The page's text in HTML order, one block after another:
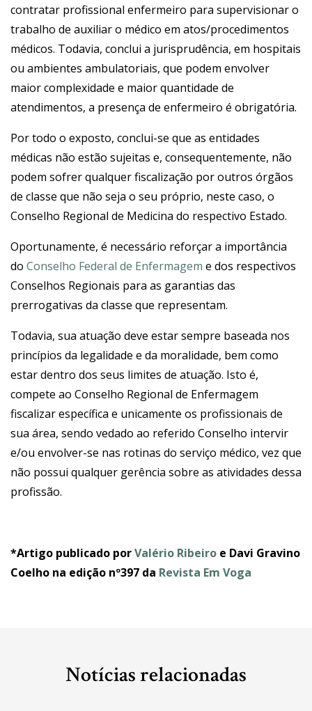
contratar profissional enfermeiro para supervisionar o
trabalho de auxiliar o médico em atos/procedimentos
médicos. Todavia, conclui a jurisprudência, em hospitais
ou ambientes ambulatoriais, que podem envolver
maior complexidade e maior quantidade de
atendimentos, a presença de enfermeiro é obrigatória.
Por todo o exposto, conclui-se que as entidades
médicas não estão sujeitas e, consequentemente, não
podem sofrer qualquer fiscalização por outros órgãos
de classe que não seja o seu próprio, neste caso, o
Conselho Regional de Medicina do respectivo Estado.
Oportunamente, é necessário reforçar a importância
do Conselho Federal de Enfermagem e dos respectivos
Conselhos Regionais para as garantias das
prerrogativas da classe que representam.
Todavia, sua atuação deve estar sempre baseada nos
princípios da legalidade e da moralidade, bem como
estar dentro dos seus limites de atuação. Isto é,
compete ao Conselho Regional de Enfermagem
fiscalizar específica e unicamente os profissionais de
sua área, sendo vedado ao referido Conselho intervir
e/ou envolver-se nas rotinas do serviço médico, vez que
não possui qualquer gerência sobre as atividades dessa
profissão.
*Artigo publicado porValério Ribeiro e Davi Gravino
Coelho na edição nº397 da Revista Em Voga
Notícias relacionadas